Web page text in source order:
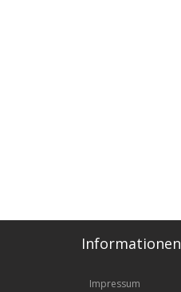
Informationen
Impressum